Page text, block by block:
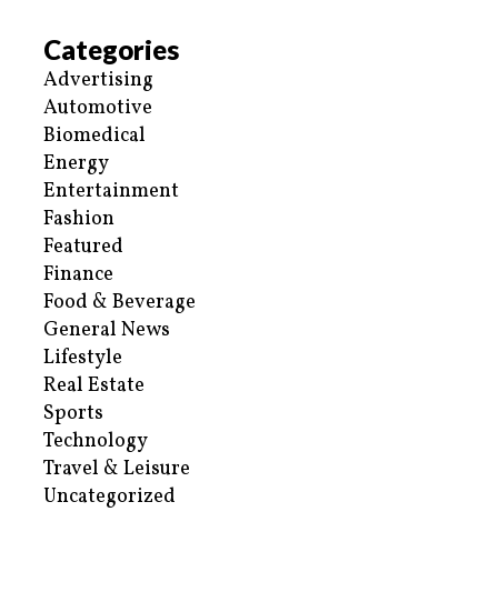
Categories
Advertising
Automotive
Biomedical
Energy
Entertainment
Fashion
Featured
Finance
Food & Beverage
General News
Lifestyle
Real Estate
Sports
Technology
Travel & Leisure
Uncategorized